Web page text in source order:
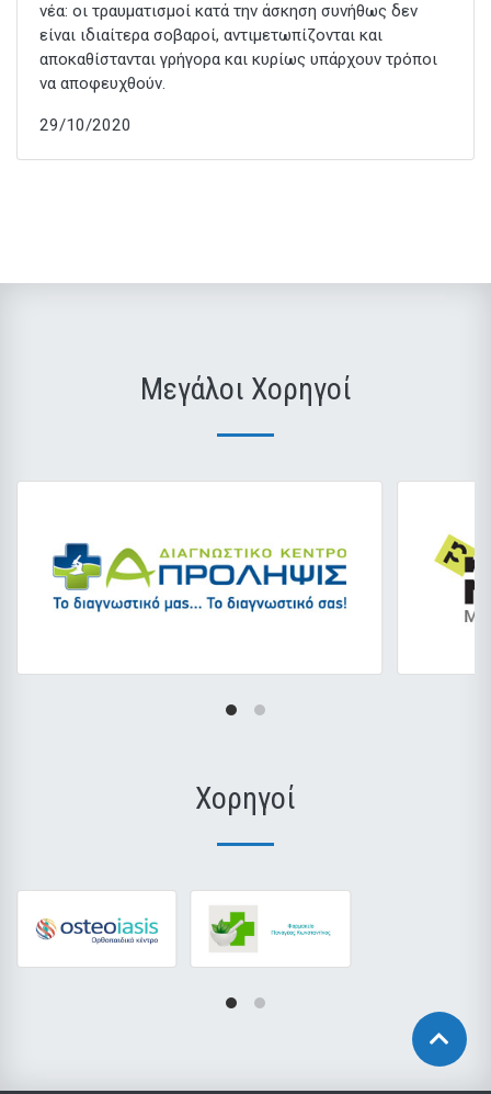
νέα: οι τραυματισμοί κατά την άσκηση συνήθως δεν
είναι ιδιαίτερα σοβαροί, αντιμετωπίζονται και
αποκαθίστανται γρήγορα και κυρίως υπάρχουν τρόποι
να αποφευχθούν.
29/10/2020
Μεγάλοι Χορηγοί
Χορηγοί